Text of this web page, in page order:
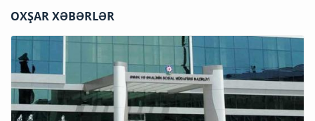
OXŞAR XƏBƏRLƏR